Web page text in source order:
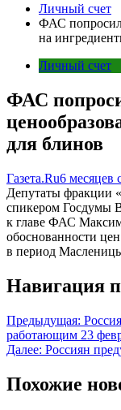
Личный счет
ФАС
на
Личный счет
ФАС
для блинов
Газета.Ru6 месяцев
Депутаты фракции
спикером Госдумы
к главе ФАС
обоснованности
в период
Навигация
Предыдущая:
работающим 23
Далее: Россиян
Похожие